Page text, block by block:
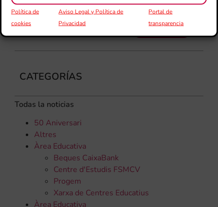
Política de
cookies
Aviso Legal y Política de
Privacidad
Portal de
transparencia
CATEGORÍAS
Todas la noticias
50 Aniversari
Altres
Àrea Educativa
Beques CaixaBank
Centre d'Estudis FSMCV
Progem
Xarxa de Centres Educatius
Àrea Educativa